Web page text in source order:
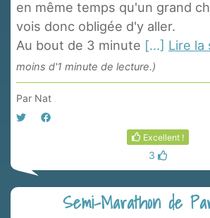
en même temps qu'un grand
vois donc obligée d'y aller.
Au bout de 3 minute [...] Lire la
moins d'1 minute de lecture.)
Par Nat
Excellent !
3
Semi-Marathon de